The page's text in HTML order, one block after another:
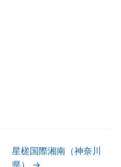
星槎国際湘南（神奈川
県） →